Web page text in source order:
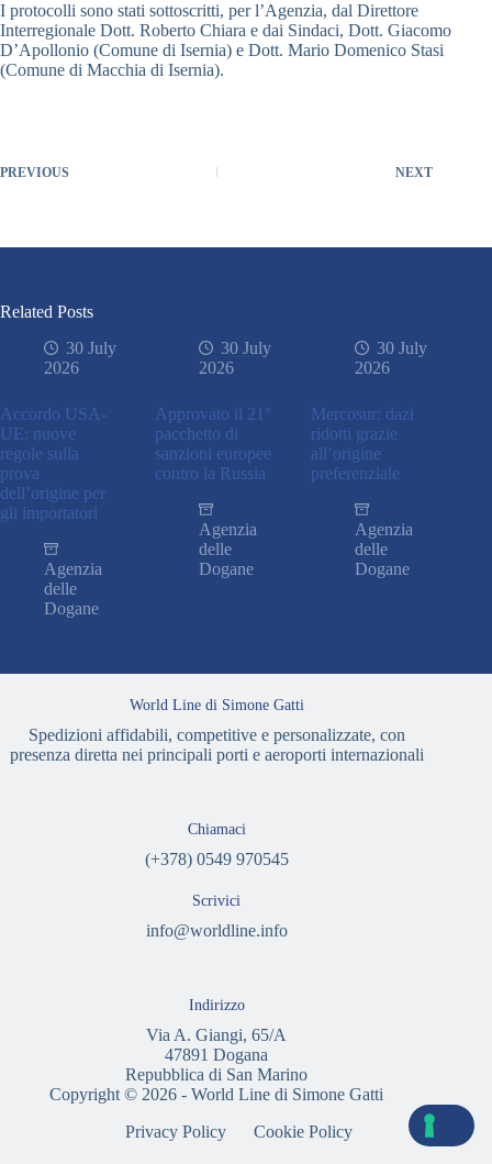
I protocolli sono stati sottoscritti, per l’Agenzia, dal Direttore
Interregionale Dott. Roberto Chiara e dai Sindaci, Dott. Giacomo
D’Apollonio (Comune di Isernia) e Dott. Mario Domenico Stasi
(Comune di Macchia di Isernia).
PREVIOUS NEXT
Related Posts
30 July
2026
Accordo USA-
UE: nuove
regole sulla
prova
dell’origine per
gli importatori
Agenzia
delle
Dogane
30 July
2026
Approvato il 21°
pacchetto di
sanzioni europee
contro la Russia
Agenzia
delle
Dogane
30 July
2026
Mercosur: dazi
ridotti grazie
all’origine
preferenziale
Agenzia
delle
Dogane
World Line di Simone Gatti
Spedizioni affidabili, competitive e personalizzate, con
presenza diretta nei principali porti e aeroporti internazionali
Chiamaci
(+378) 0549 970545
Scrivici
info@worldline.info
Indirizzo
Via A. Giangi, 65/A
47891 Dogana
Repubblica di San Marino
Copyright © 2026 - World Line di Simone Gatti
Privacy Policy
Cookie Policy